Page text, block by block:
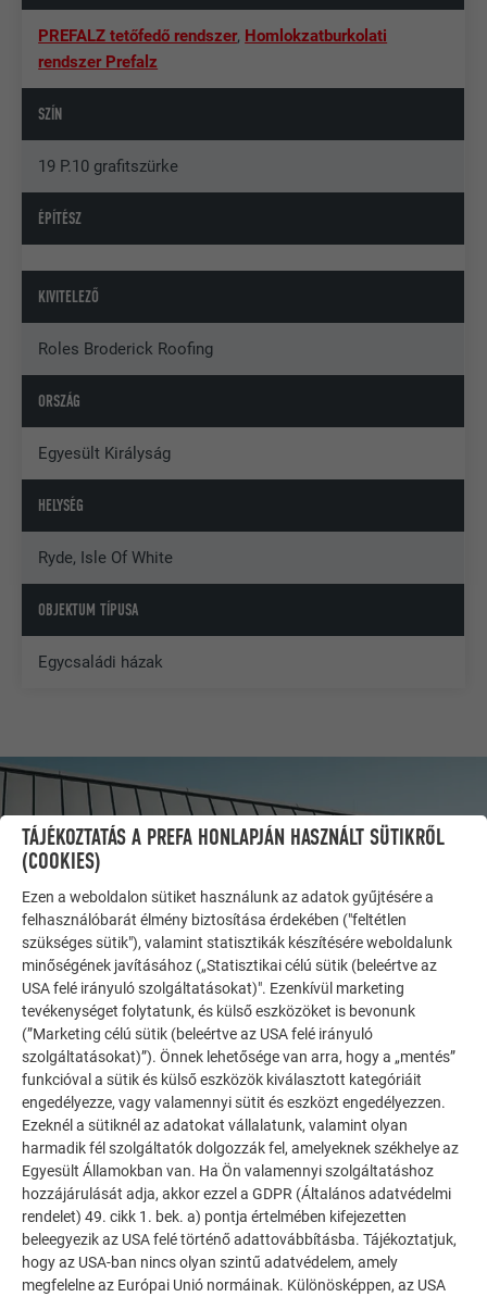
PREFALZ tetőfedő rendszer, Homlokzatburkolati
rendszer Prefalz
SZÍN
19 P.10 grafitszürke
ÉPÍTÉSZ
KIVITELEZŐ
Roles Broderick Roofing
ORSZÁG
Egyesült Királyság
HELYSÉG
Ryde, Isle Of White
OBJEKTUM TÍPUSA
Egycsaládi házak
INSPIRÁLÓDJON
TOVÁBBI ÉPÜLETEK
A PREFA referencia galéria bemutatja, milyen
sokoldalúan felhasználható az alumínium. Fedezzen fel
további lenyűgöző projekteket a tartós PREFA
alumínium megoldásokkal tetőkhöz, napelemekhez és
homlokzatokhoz.
TEKINTSE MEG TOVÁBBI REFERENCIÁINKAT
TÁJÉKOZTATÁS A PREFA HONLAPJÁN HASZNÁLT SÜTIKRŐL
(COOKIES)
Ezen a weboldalon sütiket használunk az adatok gyűjtésére a
felhasználóbarát élmény biztosítása érdekében ("feltétlen
szükséges sütik"), valamint statisztikák készítésére weboldalunk
minőségének javításához („Statisztikai célú sütik (beleértve az
USA felé irányuló szolgáltatásokat)". Ezenkívül marketing
tevékenységet folytatunk, és külső eszközöket is bevonunk
(”Marketing célú sütik (beleértve az USA felé irányuló
szolgáltatásokat)”). Önnek lehetősége van arra, hogy a „mentés”
funkcióval a sütik és külső eszközök kiválasztott kategóriáit
engedélyezze, vagy valamennyi sütit és eszközt engedélyezzen.
Ezeknél a sütiknél az adatokat vállalatunk, valamint olyan
harmadik fél szolgáltatók dolgozzák fel, amelyeknek székhelye az
Egyesült Államokban van. Ha Ön valamennyi szolgáltatáshoz
hozzájárulását adja, akkor ezzel a GDPR (Általános adatvédelmi
rendelet) 49. cikk 1. bek. a) pontja értelmében kifejezetten
beleegyezik az USA felé történő adattovábbításba. Tájékoztatjuk,
hogy az USA-ban nincs olyan szintű adatvédelem, amely
megfelelne az Európai Unió normáinak. Különösképpen, az USA